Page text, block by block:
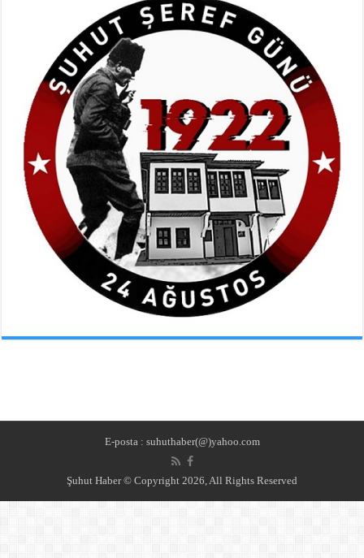
E-posta : suhuthaber(@)yahoo.com
Şuhut Haber © Copyright 2026, All Rights Reserved